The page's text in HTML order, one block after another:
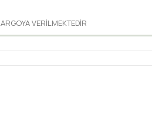
VERİLMEKTEDİR